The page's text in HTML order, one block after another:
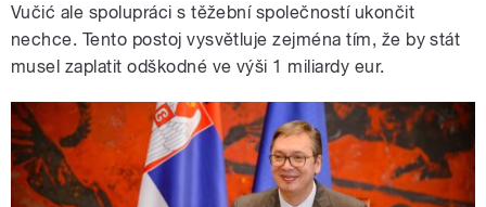
Vučić ale spolupráci s těžební společností ukončit
nechce. Tento postoj vysvětluje zejména tím, že by stát
musel zaplatit odškodné ve výši 1 miliardy eur.